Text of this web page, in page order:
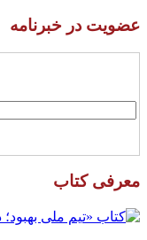
عضویت در خبرنامه
معرفی کتاب